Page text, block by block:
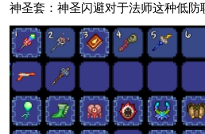
神圣套：神圣闪避对于法师这种低